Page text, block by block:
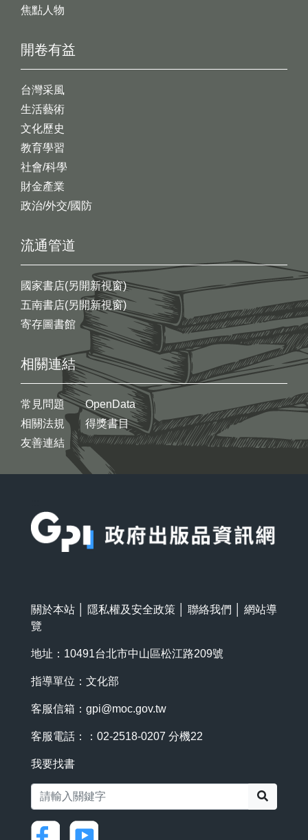
開卷有益
台灣采風
生活藝術
文化歷史
教育學習
社會/科學
財金產業
政治/外交/國防
焦點人物
流通管道
國家書店(另開新視窗)
五南書店(另開新視窗)
寄存圖書館
相關連結
常見問題
相關法規
友善連結
OpenData
得獎書目
關於本站 隱私權及安全政策 聯絡我們
網站導
覽
地址：10491台北市中山區松江路209號
指導單位：文化部
客服信箱： gpi@moc.gov.tw
客服電話：：02-2518-0207 分機22
我要找書